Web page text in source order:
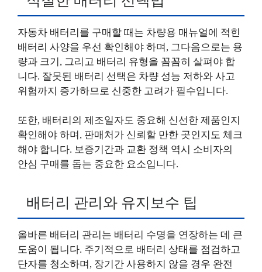
자동차 배터리를 구매할 때는 차량용 매뉴얼에 적힌
배터리 사양을 우선 확인해야 하며, 그다음으로는 용
량과 크기, 그리고 배터리 유형을 꼼꼼히 살펴야 합
니다. 잘못된 배터리 선택은 차량 성능 저하와 사고
위험까지 증가하므로 신중한 고려가 필수입니다.
또한, 배터리의 제조일자도 중요해 신선한 제품인지
확인해야 하며, 판매처가 신뢰할 만한 곳인지도 체크
해야 합니다. 보증기간과 교환 정책 역시 소비자의
안심 구매를 돕는 중요한 요소입니다.
배터리 관리와 유지보수 팁
올바른 배터리 관리는 배터리 수명을 연장하는 데 큰
도움이 됩니다. 주기적으로 배터리 상태를 점검하고
단자를 청소하며, 장기간 사용하지 않을 경우 완전